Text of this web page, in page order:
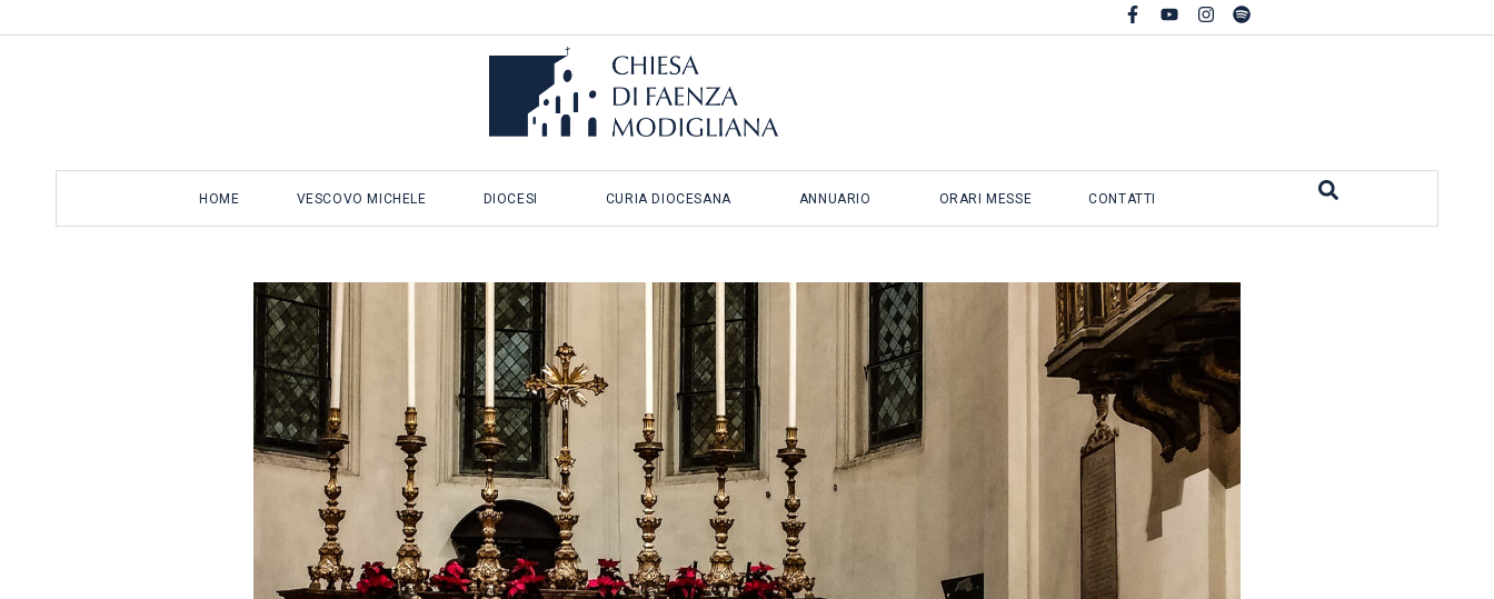
HOME VESCOVO MICHELE DIOCESI CURIA DIOCESANA ANNUARIO ORARI MESSE CONTATTI